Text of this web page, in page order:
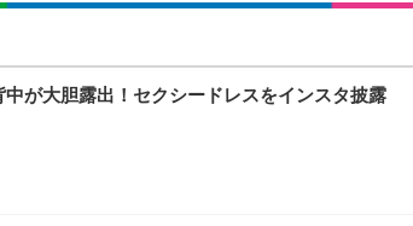
が大胆露出！セクシードレスをインスタ披露